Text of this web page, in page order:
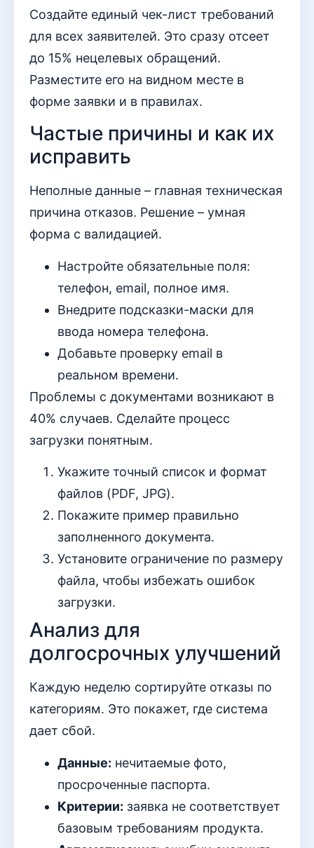
Создайте единый чек-лист требований
для всех заявителей. Это сразу отсеет
до 15% нецелевых обращений.
Разместите его на видном месте в
форме заявки и в правилах.
Частые причины и как их
исправить
Неполные данные – главная техническая
причина отказов. Решение – умная
форма с валидацией.
Настройте обязательные поля:
телефон, email, полное имя.
Внедрите подсказки-маски для
ввода номера телефона.
Добавьте проверку email в
реальном времени.
Проблемы с документами возникают в
40% случаев. Сделайте процесс
загрузки понятным.
Укажите точный список и формат
файлов (PDF, JPG).
Покажите пример правильно
заполненного документа.
Установите ограничение по размеру
файла, чтобы избежать ошибок
загрузки.
Анализ для
долгосрочных улучшений
Каждую неделю сортируйте отказы по
категориям. Это покажет, где система
дает сбой.
Данные: нечитаемые фото,
просроченные паспорта.
Критерии: заявка не соответствует
базовым требованиям продукта.